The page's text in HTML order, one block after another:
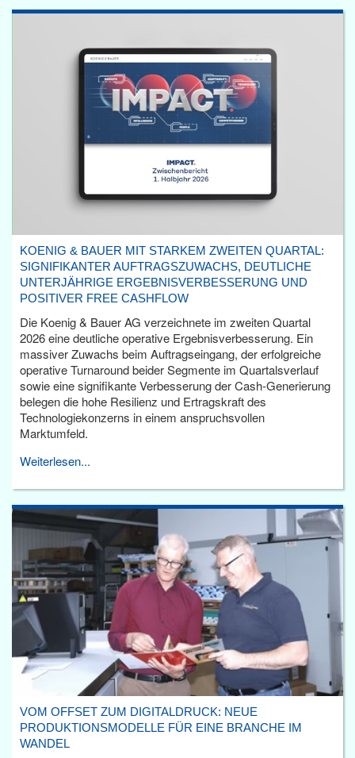
KOENIG & BAUER MIT STARKEM ZWEITEN QUARTAL:
SIGNIFIKANTER AUFTRAGSZUWACHS, DEUTLICHE
UNTERJÄHRIGE ERGEBNISVERBESSERUNG UND
POSITIVER FREE CASHFLOW
Die Koenig & Bauer AG verzeichnete im zweiten Quartal
2026 eine deutliche operative Ergebnisverbesserung. Ein
massiver Zuwachs beim Auftragseingang, der erfolgreiche
operative Turnaround beider Segmente im Quartalsverlauf
sowie eine signifikante Verbesserung der Cash-Generierung
belegen die hohe Resilienz und Ertragskraft des
Technologiekonzerns in einem anspruchsvollen
Marktumfeld.
Weiterlesen...
VOM OFFSET ZUM DIGITALDRUCK: NEUE
PRODUKTIONSMODELLE FÜR EINE BRANCHE IM
WANDEL